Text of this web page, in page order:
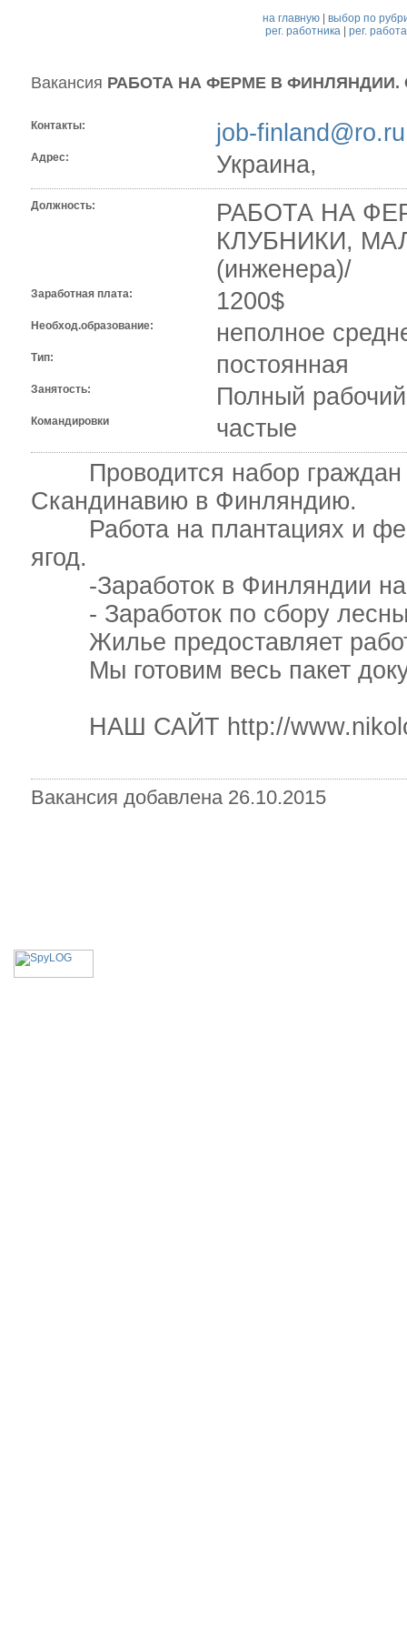
на главную |выбор по
рег. работника| рег.
Вакансия РАБОТА НА ФЕРМЕ В
Контакты: job-finland@ro.ru
Адрес: Украина,
Должность:
РАБОТА НА
КЛУБНИКИ,
(инженера)/
Заработная плата: 1200$
Необход.образование: неполное
Тип: постоянная
Занятость: Полный
Командировки
частые
Проводится набор граждан
Скандинавию в Финляндию.
Работа на плантациях и
ягод.
-Заработок в Финляндии на
- Заработок по сбору
Жилье предоставляет
Мы готовим весь пакет
НАШ САЙТ http://
Вакансия добавлена 26.10.2015